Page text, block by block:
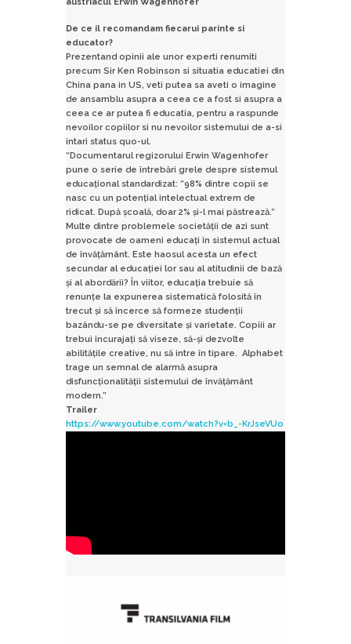
De ce il recomandam fiecarui parinte si
educator?
Prezentand opinii ale unor experti renumiti
precum Sir Ken Robinson si situatia educatiei din
China pana in US, veti putea sa aveti o imagine
de ansamblu asupra a ceea ce a fost si asupra a
ceea ce ar putea fi educatia, pentru a raspunde
nevoilor copiilor si nu nevoilor sistemului de a-si
intari status quo-ul.
“Documentarul regizorului Erwin Wagenhofer
pune o serie de întrebări grele despre sistemul
educaţional standardizat: “98% dintre copii se
nasc cu un potenţial intelectual extrem de
ridicat. După şcoală, doar 2% şi-l mai păstrează.”
Multe dintre problemele societăţii de azi sunt
provocate de oameni educaţi în sistemul actual
de învăţământ. Este haosul acesta un efect
secundar al educaţiei lor sau al atitudinii de bază
şi al abordării? În viitor, educaţia trebuie să
renunţe la expunerea sistematică folosită în
trecut şi să încerce să formeze studenţii
bazându-se pe diversitate şi varietate. Copiii ar
trebui încurajaţi să viseze, să-şi dezvolte
abilităţile creative, nu să intre în tipare. Alphabet
trage un semnal de alarmă asupra
disfuncţionalităţii sistemului de învăţământ
modern.”
Trailer
https://www.youtube.com/watch?v=b_-KrJseVUo